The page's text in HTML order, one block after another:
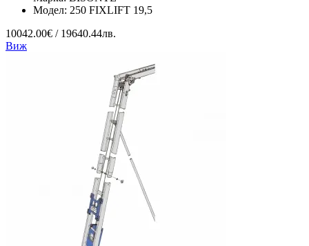
Модел: 250 FIXLIFT 19,5
10042.00€ / 19640.44лв.
Виж